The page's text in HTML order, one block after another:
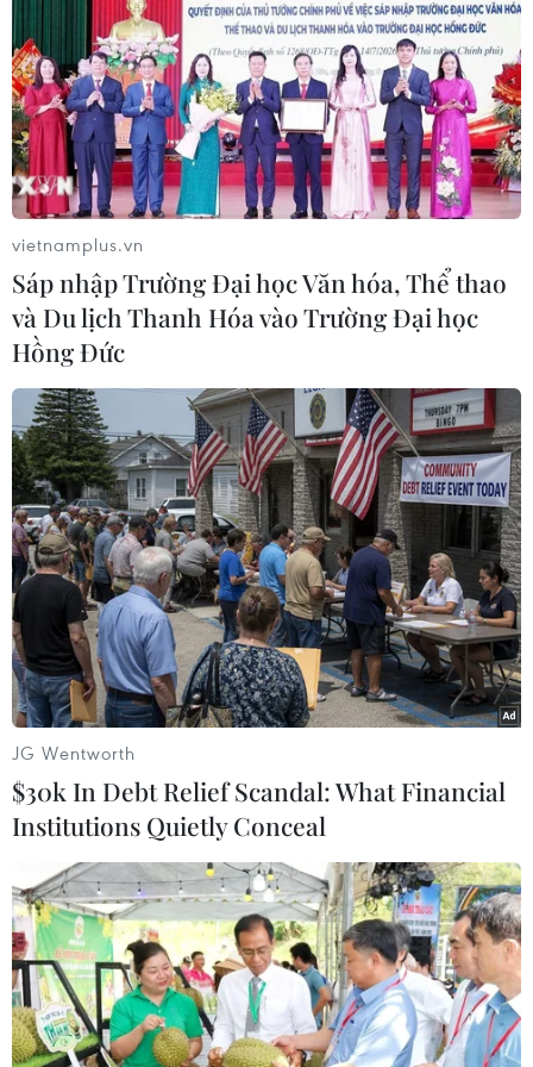
Môt số nước chỉ trích dự luật của Thổ Nhĩ
Kỳ triển khai quân tới Libya
03/01/2020 08:44
Thủ tướng Hy Lạp, Thủ tướng Israel và Tổng thống Cộng
hòa Cyprus ngày 2/1 cùng đưa ra tuyên bố chung trên
sau khi dự luật này được Quốc hội Thổ Nhĩ Kỳ thông
qua dự luật triển khai quân tới Libya.
vietnamplus.vn
Sáp nhập Trường Đại học Văn hóa, Thể thao
và Du lịch Thanh Hóa vào Trường Đại học
Hồng Đức
JG Wentworth
$30k In Debt Relief Scandal: What Financial
Institutions Quietly Conceal